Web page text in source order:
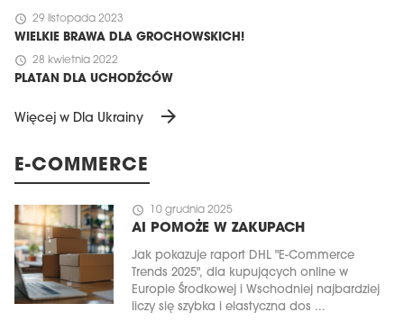
schedule 29 listopada 2023
WIELKIE BRAWA DLA GROCHOWSKICH!
schedule 28 kwietnia 2022
PLATAN DLA UCHODŹCÓW
Więcej w Dla Ukrainy arrow_forward
E-COMMERCE
schedule 10 grudnia 2025
AI POMOŻE W ZAKUPACH
Jak pokazuje raport DHL "E-Commerce
Trends 2025", dla kupujących online w
Europie Środkowej i Wschodniej najbardziej
liczy się szybka i elastyczna dos ...